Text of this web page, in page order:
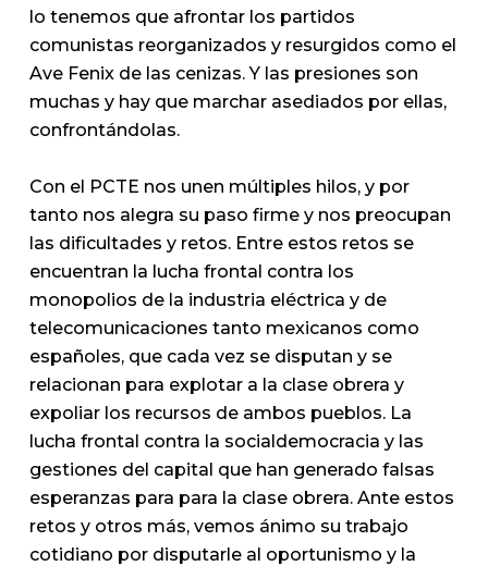
lo tenemos que afrontar los partidos
comunistas reorganizados y resurgidos como el
Ave Fenix de las cenizas. Y las presiones son
muchas y hay que marchar asediados por ellas,
confrontándolas.
Con el PCTE nos unen múltiples hilos, y por
tanto nos alegra su paso firme y nos preocupan
las dificultades y retos. Entre estos retos se
encuentran la lucha frontal contra los
monopolios de la industria eléctrica y de
telecomunicaciones tanto mexicanos como
españoles, que cada vez se disputan y se
relacionan para explotar a la clase obrera y
expoliar los recursos de ambos pueblos. La
lucha frontal contra la socialdemocracia y las
gestiones del capital que han generado falsas
esperanzas para para la clase obrera. Ante estos
retos y otros más, vemos ánimo su trabajo
cotidiano por disputarle al oportunismo y la